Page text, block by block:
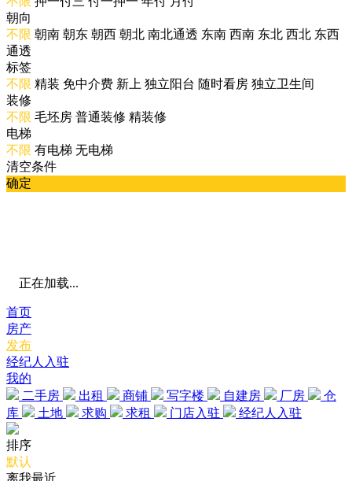
朝向
不限 朝南 朝东 朝西 朝北 南北通透 东南 西南 东北 西北 东西
通透
标签
不限 精装 免中介费 新上 独立阳台 随时看房 独立卫生间
装修
不限 毛坯房 普通装修 精装修
电梯
不限 有电梯 无电梯
清空条件
确定
正在加载...
首页
房产
发布
经纪人入驻
我的
二手房
出租 商铺 写字楼 自建房 厂房
仓
库
土地 求购 求租 门店入驻 经纪人入驻
排序
默认
离我最近